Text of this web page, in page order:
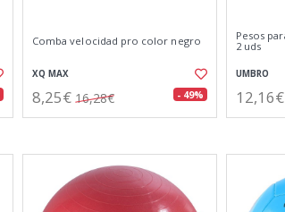
Comba velocidad pro color negro
XQ MAX
8,25€ 16,28€ - 49%
Pesos
2 uds
UMBRO
12,16€